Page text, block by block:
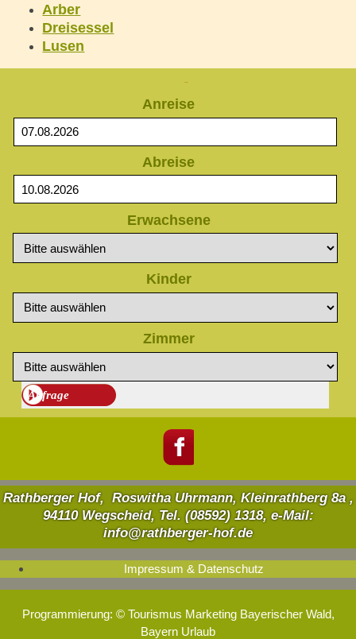
Arber
Dreisessel
Lusen
Anreise
Abreise
Erwachsene
Kinder
Zimmer
Rathberger Hof, Roswitha Uhrmann, Kleinrathberg 8a ,
94110 Wegscheid, Tel. (08592) 1318, e-Mail:
info@rathberger-hof.de
Impressum & Datenschutz
Programmierung: © Tourismus Marketing Bayerischer Wald,
Bayern Urlaub